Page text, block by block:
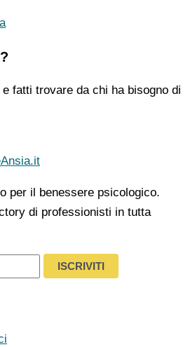
fatti trovare da chi ha bisogno di
per il benessere psicologico.
di professionisti in tutta
ISCRIVITI